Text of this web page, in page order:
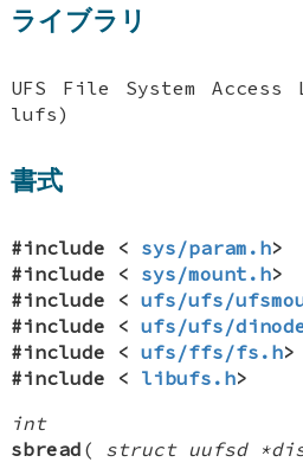
ライブラリ
UFS File System
lufs)
書式
#include < sys/param.h>
#include < sys/mount.h>
#include <ufs/ufs/
#include <ufs/ufs/
#include <ufs/ffs/fs.h>
#include < libufs.h>
int
sbread ( struct uufsd